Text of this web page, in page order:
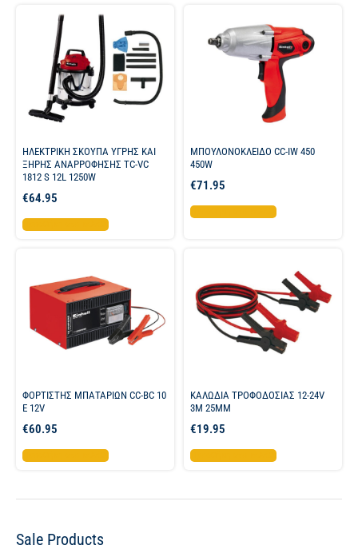
ΗΛΕΚΤΡΙΚΗ ΣΚΟΥΠΑ ΥΓΡΗΣ ΚΑΙ
ΞΗΡΗΣ ΑΝΑΡΡΟΦΗΣΗΣ TC-VC
1812 S 12L 1250W
€64.95
Προσθήκη στο καλάθι
ΜΠΟΥΛΟΝΟΚΛΕΙΔΟ CC-IW 450
450W
€71.95
Προσθήκη στο καλάθι
ΦΟΡΤΙΣΤΗΣ ΜΠΑΤΑΡΙΩΝ CC-BC 10
E 12V
€60.95
Προσθήκη στο καλάθι
ΚΑΛΩΔΙΑ ΤΡΟΦΟΔΟΣΙΑΣ 12-24V
3M 25MM
€19.95
Προσθήκη στο καλάθι
Sale Products